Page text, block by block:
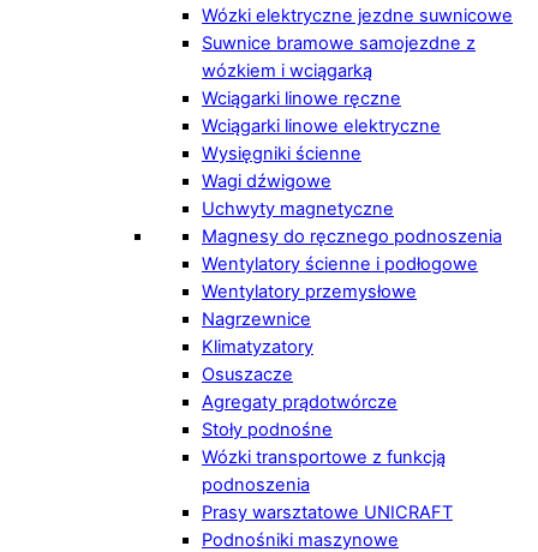
Wózki elektryczne jezdne suwnicowe
Suwnice bramowe samojezdne z
wózkiem i wciągarką
Wciągarki linowe ręczne
Wciągarki linowe elektryczne
Wysięgniki ścienne
Wagi dźwigowe
Uchwyty magnetyczne
Magnesy do ręcznego podnoszenia
Wentylatory ścienne i podłogowe
Wentylatory przemysłowe
Nagrzewnice
Klimatyzatory
Osuszacze
Agregaty prądotwórcze
Stoły podnośne
Wózki transportowe z funkcją
podnoszenia
Prasy warsztatowe UNICRAFT
Podnośniki maszynowe